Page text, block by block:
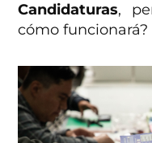
Candidaturas,
cómo funcionará?